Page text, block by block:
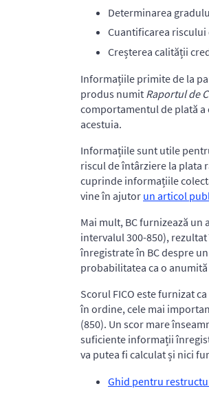
Determinarea
Cuantificarea riscului
Creșterea calității
Informațiile primite de la
produs numit Raportul de
comportamentul de plată
acestuia.
Informațiile sunt utile
riscul de întârziere la plata
cuprinde informațiile
vine în ajutor un articol
Mai mult, BC furnizează un
intervalul 300-850),
înregistrate în BC despre
probabilitatea ca o
Scorul FICO este furnizat
în ordine, cele mai
(850). Un scor mare
suficiente informații
va putea fi calculat și nici
Ghid pentru